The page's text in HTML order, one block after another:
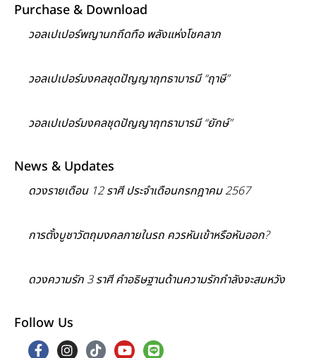
Purchase & Download
วอลเปเปอร์พญานกถึดทือ พลังแห่งโชคลาภ
วอลเปเปอร์มงคลชุดปัญญาฤทธาบารมี “ฤาษี”
วอลเปเปอร์มงคลชุดปัญญาฤทธาบารมี “ยักษ์”
News & Updates
ดวงรายเดือน 12 ราศี ประจำเดือนกรกฎาคม 2567
การตั้งบูชาวัตถุมงคลภายในรถ ควรหันเข้าหรือหันออก?
ดวงความรัก 3 ราศี คำอธิษฐานด้านความรักกำลังจะสมหวัง
Follow Us